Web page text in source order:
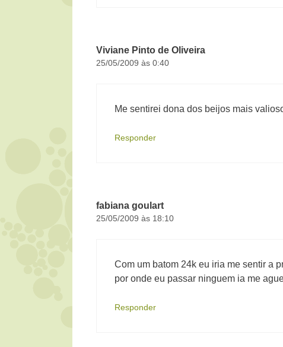
Viviane Pinto de Oliveira
25/05/2009 às 0:40
Me sentirei dona dos beijos mais
Responder
fabiana goulart
25/05/2009 às 18:10
Com um batom 24k eu iria me sentir a
por onde eu passar ninguem ia me
Responder